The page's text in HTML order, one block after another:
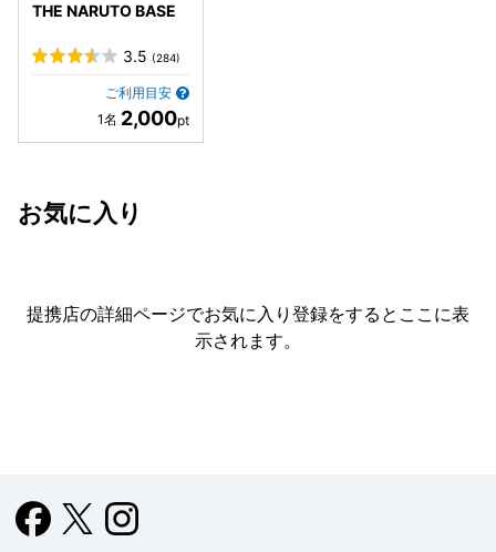
THE NARUTO BASE
3.5 (284)
ご利用目安
2,000
お気に入り
提携店の詳細ページでお気に入り登録をすると ここに表
示されます。